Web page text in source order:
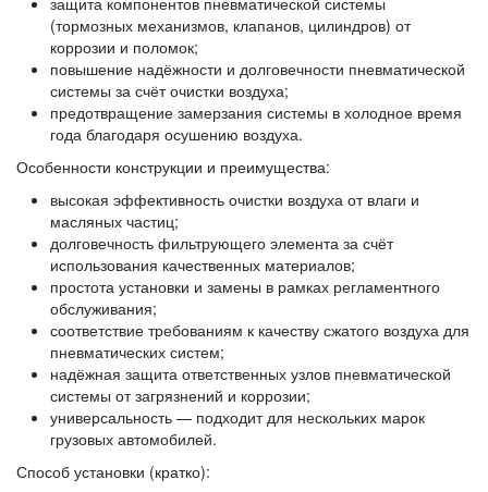
(тормозных механизмов, клапанов, цилиндров) от
коррозии и поломок;
повышение надёжности и долговечности пневматической
системы за счёт очистки воздуха;
предотвращение замерзания системы в холодное время
года благодаря осушению воздуха.
Особенности конструкции и преимущества:
высокая эффективность очистки воздуха от влаги и
масляных частиц;
долговечность фильтрующего элемента за счёт
использования качественных материалов;
простота установки и замены в рамках регламентного
обслуживания;
соответствие требованиям к качеству сжатого воздуха для
пневматических систем;
надёжная защита ответственных узлов пневматической
системы от загрязнений и коррозии;
универсальность — подходит для нескольких марок
грузовых автомобилей.
Способ установки (кратко):